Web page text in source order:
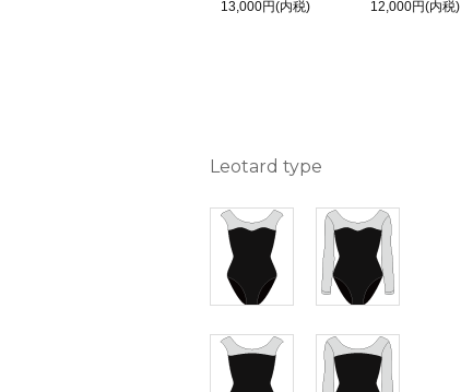
13,000円(内税) 12,000円(内税)
Leotard type